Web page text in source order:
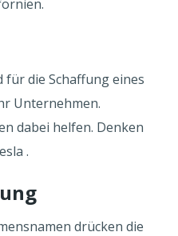
die Schaffung eines
Unternehmen.
dabei helfen. Denken
.
drücken die